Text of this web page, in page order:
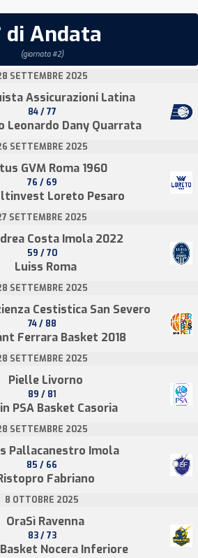
di Andata
(giornata #2)
SETTEMBRE 2025
Assicurazioni Latina
84 / 77
Leonardo Dany Quarrata
SETTEMBRE 2025
GVM Roma 1960
76 / 69
Loreto Pesaro
SETTEMBRE 2025
Costa Imola 2022
59 / 70
Luiss Roma
SETTEMBRE 2025
Cestistica San Severo
74 / 88
Ferrara Basket 2018
SETTEMBRE 2025
Pielle Livorno
89 / 81
PSA Basket Casoria
SETTEMBRE 2025
Pallacanestro Imola
85 / 66
Fabriano
8 OTTOBRE 2025
OraSì Ravenna
83 / 73
Nocera Inferiore